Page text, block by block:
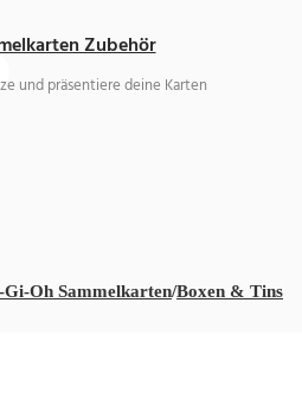
Zubehör
und präsentiere deine Karten
Gi-Oh Sammelkarten/Boxen & Tins